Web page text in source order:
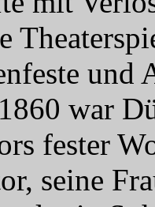
und
war
fester
seine